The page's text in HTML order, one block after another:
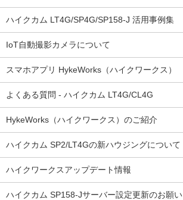
ハイクカム LT4G/SP4G/SP158-J 活用事例集
IoT自動撮影カメラについて
スマホアプリ HykeWorks（ハイクワークス）
よくある質問 - ハイクカム LT4G/CL4G
HykeWorks（ハイクワークス）のご紹介
ハイクカム SP2/LT4Gの新ハウジングについて
ハイクワークスアップデート情報
ハイクカム SP158-Jサーバー設定更新のお願い